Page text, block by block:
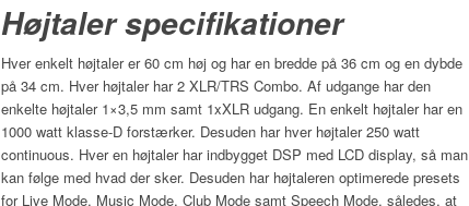
Højtaler specifikationer
Hver enkelt højtaler er 60 cm høj og har en bredde på 36 cm og en dybde
på 34 cm. Hver højtaler har 2 XLR/TRS Combo. Af udgange har den
enkelte højtaler 1×3,5 mm samt 1xXLR udgang. En enkelt højtaler har en
1000 watt klasse-D forstærker. Desuden har hver højtaler 250 watt
continuous. Hver en højtaler har indbygget DSP med LCD display, så man
kan følge med hvad der sker. Desuden har højtaleren optimerede presets
for Live Mode, Music Mode, Club Mode samt Speech Mode, således, at